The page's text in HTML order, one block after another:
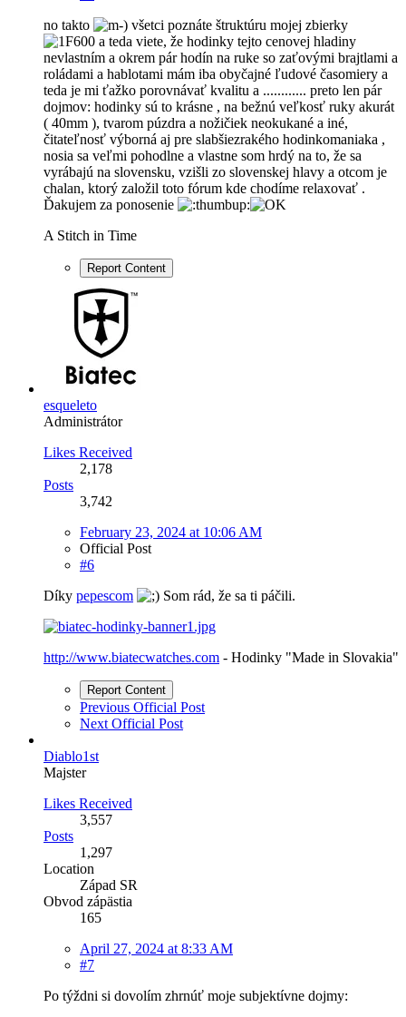
no takto
všetci poznáte štruktúru mojej zbierky
a teda viete, že hodinky tejto cenovej hladiny
nevlastním a okrem pár hodín na ruke so zaťovými brajtlami a
roládami a hablotami mám iba obyčajné ľudové časomiery a
teda je mi ťažko porovnávať kvalitu a ............ preto len pár
dojmov: hodinky sú to krásne , na bežnú veľkosť ruky akurát
( 40mm ), tvarom púzdra a nožičiek neokukané a iné,
čitateľnosť výborná aj pre slabšiezrakého hodinkomaniaka ,
nosia sa veľmi pohodlne a vlastne som hrdý na to, že sa
vyrábajú na slovensku, vzišli zo slovenskej hlavy a otcom je
chalan, ktorý založil toto fórum kde chodíme relaxovať .
Ďakujem za ponosenie
A Stitch in Time
Report Content
esqueleto
Administrátor
Likes Received
2,178
Posts
3,742
February 23, 2024 at 10:06 AM
Official Post
#6
Díky pepescom Som rád, že sa ti páčili.
http://www.biatecwatches.com - Hodinky "Made in Slovakia"
Report Content
Previous Official Post
Next Official Post
Diablo1st
Majster
Likes Received
3,557
Posts
1,297
Location
Západ SR
Obvod zápästia
165
April 27, 2024 at 8:33 AM
#7
Po týždni si dovolím zhrnúť moje subjektívne dojmy: